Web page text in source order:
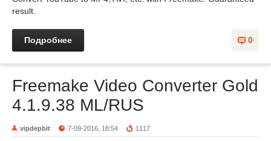
result.
0
Подробнее
Freemake Video Converter Gold
4.1.9.38 ML/RUS
vipdepbit 7-09-2016, 18:54 1117